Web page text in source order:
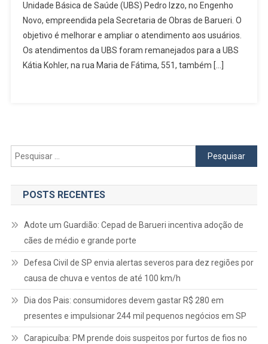
UBS
Pedro
Izzo
No
Engenho
6
Unidade Básica de Saúde (UBS) Pedro Izzo, no Engenho
Novo, empreendida pela Secretaria de Obras de Barueri. O
objetivo é melhorar e ampliar o atendimento aos usuários.
Os atendimentos da UBS foram remanejados para a UBS
Kátia Kohler, na rua Maria de Fátima, 551, também […]
Pesquisar
por:
POSTS RECENTES
Adote um Guardião: Cepad de Barueri incentiva adoção de
cães de médio e grande porte
Defesa Civil de SP envia alertas severos para dez regiões por
causa de chuva e ventos de até 100 km/h
Dia dos Pais: consumidores devem gastar R$ 280 em
presentes e impulsionar 244 mil pequenos negócios em SP
Carapicuíba: PM prende dois suspeitos por furtos de fios no